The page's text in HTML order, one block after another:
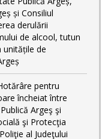
și Consiliul
derulării
de alcool, tutun
unitățile de
pentru
încheiat între
Argeş şi
şi Protecţia
al Judeţului